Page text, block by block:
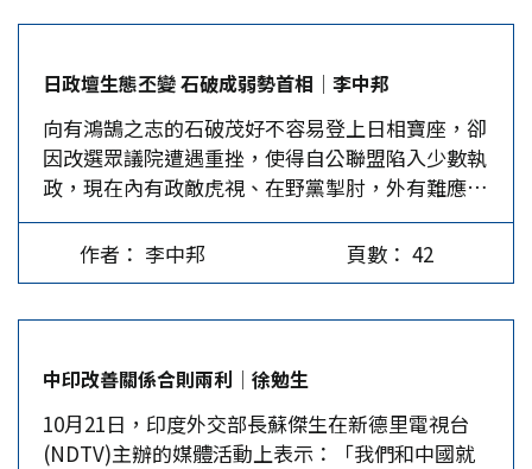
包括，對中負面觀感及對台好感趨於固化、一中政
策空心化、形成對中威懾優先的政策基調，對兩岸
均加以威懾，以維持戰略平衡的雙重威懾；加強美
台實質性關係；更注重向同盟攤派制中責任，如分
攤軍費等。 至於兩黨分歧部分，包括民主黨主要
是建制派，共和黨主要是非建制派；前者要維持現
狀，後者拿台灣當籌碼；前者要約束台獨，後者會
教唆台獨刺激中國；前者對台灣問題負責任管控、
會較為穩定。而川普當選，兩岸關係充滿不確定
性、不可預期性及可交易性增加。…
平在APEC峰會發表「共擔時代責任 共促亞太發
展」主題發言，以及對「習拜會」的分析，不應局
限於台灣問題和川普新政的不確定性。 本文選擇
從APEC與地區經濟發展、中美多邊與雙邊交鋒的
角度進行解讀，以期更符合APEC論壇的宗旨。首
先說明APEC與地區一體化及與美國的關係。其次
解讀習近平的講話。最後從與川普進行間接對話的
角度，分析「習拜會」。 APEC與地區一體化…
日政壇生態丕變 石破成弱勢首相│李中邦
向有鴻鵠之志的石破茂好不容易登上日相寶座，卻
因改選眾議院遭遇重挫，使得自公聯盟陷入少數執
政，現在內有政敵虎視、在野黨掣肘，外有難應付
的川普狂潮，他的執政之路注定舉步維艱。 日本
的首相大位之爭，從自民黨總裁、眾議院大選到首
相指名選舉，石破茂跌跌撞撞卻屢次低空掠過，四
傷自民黨 日本國會分參、眾兩院，議員雖都由民
選產生，但參議員任期六年，每三年改選半數，眾
議員任期規定是四年，被認為較接近民意，地位比
參議員優越，然依法首相有權解散眾議院，無權解
作者： 李中邦 頁數： 42
中印改善關係合則兩利│徐勉生
10月21日，印度外交部長蘇傑生在新德里電視台
(NDTV)主辦的媒體活動上表示：「我們和中國就